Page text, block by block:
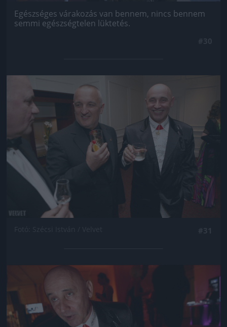
Egészséges várakozás van bennem, nincs bennem
semmi egészségtelen lüktetés.
Jön még kép!
Jön még kép!